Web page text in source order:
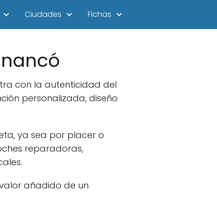
Ciudades Fichas
con la autenticidad del
personalizada, diseño
ya sea por placer o
reparadoras,
añadido de un